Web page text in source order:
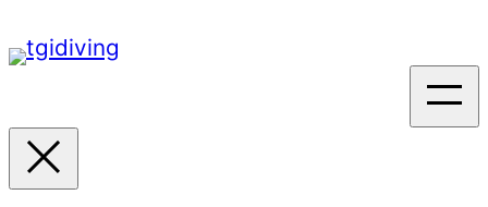
au